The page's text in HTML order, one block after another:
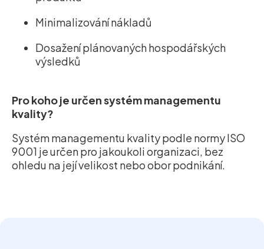
Minimalizování nákladů
Dosažení plánovaných hospodářských
výsledků
Pro koho je určen systém managementu
kvality?
Systém managementu kvality podle normy ISO
9001 je určen pro jakoukoli organizaci, bez
ohledu na její velikost nebo obor podnikání.